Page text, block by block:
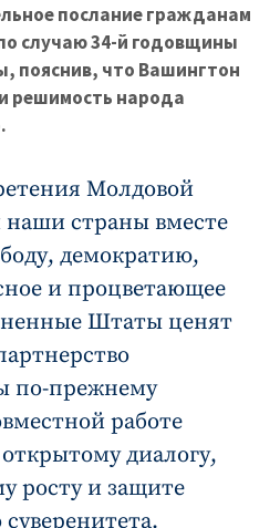
послание гражданам
случаю 34-й годовщины
пояснив, что Вашингтон
решимость народа
Молдовой
наши страны вместе
демократию,
и процветающее
Штаты ценят
по-прежнему
работе
диалогу,
росту и защите